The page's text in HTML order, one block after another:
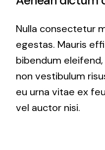
Nulla consectetur
egestas. Mauris
bibendum
non vestibulum
eu urna vitae ex
vel auctor nisi.